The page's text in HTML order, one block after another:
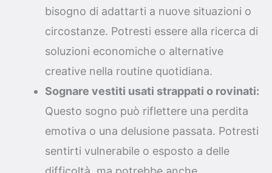
bisogno di adattarti a nuove situazioni o
circostanze. Potresti essere alla ricerca di
soluzioni economiche o alternative
creative nella routine quotidiana.
Sognare vestiti usati strappati o rovinati:
Questo sogno può riflettere una perdita
emotiva o una delusione passata. Potresti
sentirti vulnerabile o esposto a delle